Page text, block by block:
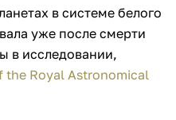
в системе белого
уже после смерти
в исследовании,
the Royal Astronomical